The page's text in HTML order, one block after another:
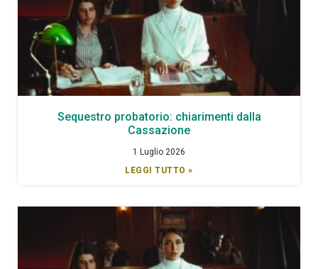
Sequestro probatorio: chiarimenti dalla
Cassazione
1 Luglio 2026
LEGGI TUTTO »